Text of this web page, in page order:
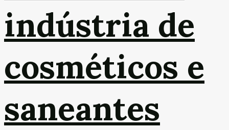
indústria de
cosméticos e
saneantes